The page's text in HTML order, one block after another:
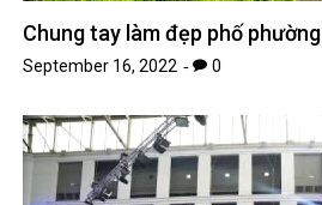
Chung tay làm đẹp phố phường
September 16, 2022 0